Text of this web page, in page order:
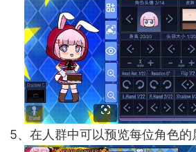
5、在人群中可以预览每位角色的